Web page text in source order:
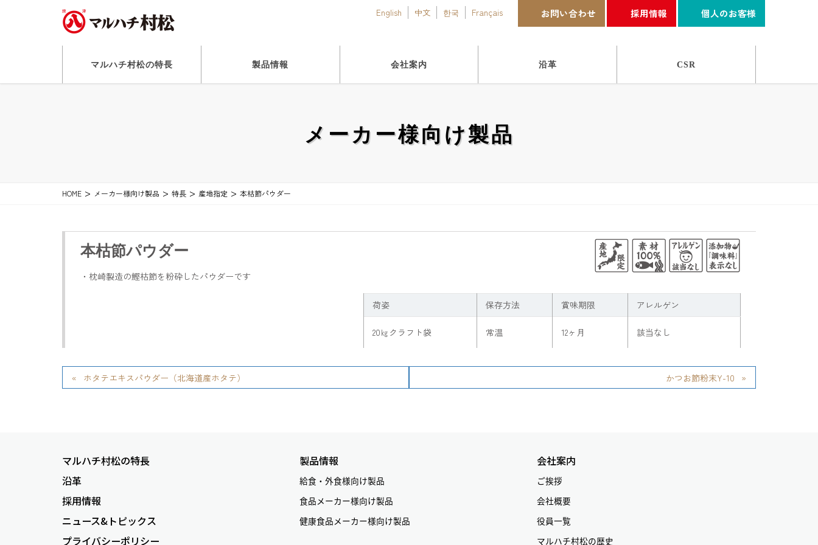
お問い合わせ 採用情報 個人のお客様
English 中文 한국 Français
マルハチ村松の特長 製品情報 会社案内 沿革 CSR
メーカー様向け製品
HOME メーカー様向け製品 特長 産地指定 本枯節パウダー
本枯節パウダー
・枕崎製造の鰹枯節を粉砕したパウダーです
荷姿 保存方法 賞味期限 アレルゲン
20㎏クラフト袋 常温 12ヶ月 該当なし
ホタテエキスパウダー（北海道産ホタテ） かつお節粉末Y-10
マルハチ村松の特長
沿革
採用情報
ニュース&トピックス
プライバシーポリシー
製品情報
給食・外食様向け製品
食品メーカー様向け製品
健康食品メーカー様向け製品
会社案内
ご挨拶
会社概要
役員一覧
マルハチ村松の歴史